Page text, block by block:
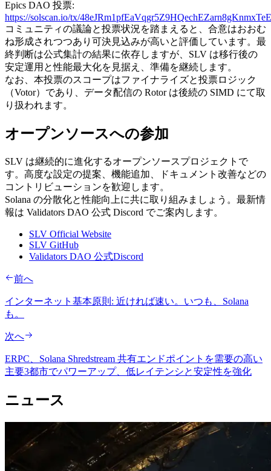
Epics DAO 投票:
https://solscan.io/tx/
コミュニティの議論と投票状況を踏まえると、合意はおおむ
ね形成されつつあり可決見込みが高いと評価しています。最
終判断は公式集計の結果に依存しますが、SLV は移行後の
安定運用と性能最大化を見据え、準備を継続します。
なお、本投票のスコープはファイナライズと投票ロジック
（Votor）であり、データ配信の Rotor は後続の SIMD にて取
り扱われます。
オープンソースへの参加
SLV は継続的に進化するオープンソースプロジェクトで
す。高度な設定の提案、機能追加、ドキュメント改善などの
コントリビューションを歓迎します。
Solana の分散化と性能向上に共に取り組みましょう。最新情
報は Validators DAO 公式 Discord でご案内します。
SLV Official Website
SLV GitHub
Validators DAO 公式Discord
前へ
インターネット基本原則: 近ければ速い。いつも、Solana
も。
次へ
ERPC、Solana Shredstream 共有エンドポイントを需要の高い
主要3都市でパワーアップ、低レイテンシと安定性を強化
ニュース